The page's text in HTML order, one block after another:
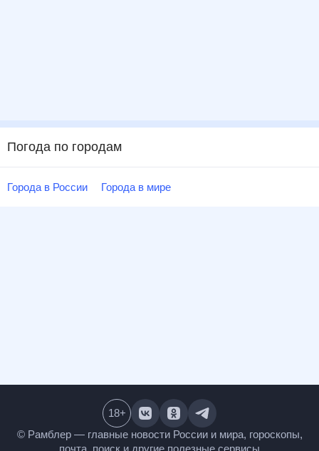
Погода по городам
Города в России Города в мире
© Рамблер — главные новости России и мира,
18+